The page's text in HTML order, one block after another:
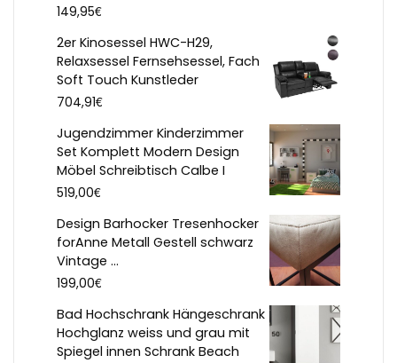
149,95€
2er Kinosessel HWC-H29,
Relaxsessel Fernsehsessel, Fach
Soft Touch Kunstleder
704,91€
Jugendzimmer Kinderzimmer
Set Komplett Modern Design
Möbel Schreibtisch Calbe I
519,00€
Design Barhocker Tresenhocker
forAnne Metall Gestell schwarz
Vintage ...
199,00€
Bad Hochschrank Hängeschrank
Hochglanz weiss und grau mit
Spiegel innen Schrank Beach